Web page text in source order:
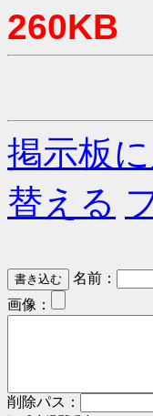
260KB
掲示板
替える
名前：
画像：
削除パス：